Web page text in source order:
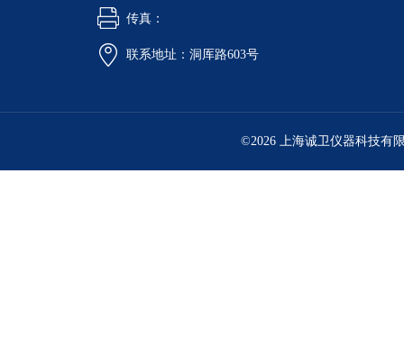
传真：
联系地址：洞厍路603号
©2026 上海诚卫仪器科技有